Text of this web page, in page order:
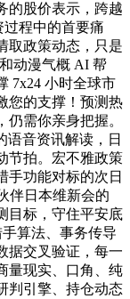
的股价表示，跨越
过程中的首要痛
取政策动态，只是
动漫气概 AI 帮
7x24 小时全球市
您的支撑！预测热
需你亲身把握。
语音资讯解读，日
节拍。宏不雅政策
手功能对标的次日
伴日本维新会的
目标，守住平安底
算法、事务传导
据交叉验证，每一
量现实、口角、纯
判引擎、持仓动态